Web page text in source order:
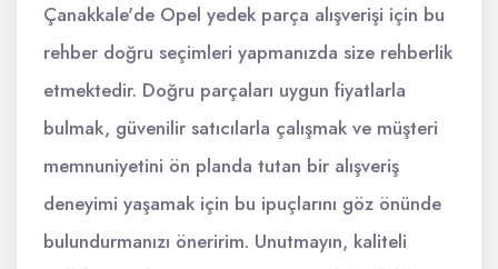
Çanakkale'de Opel yedek parça alışverişi için bu
rehber doğru seçimleri yapmanızda size rehberlik
etmektedir. Doğru parçaları uygun fiyatlarla
bulmak, güvenilir satıcılarla çalışmak ve müşteri
memnuniyetini ön planda tutan bir alışveriş
deneyimi yaşamak için bu ipuçlarını göz önünde
bulundurmanızı öneririm. Unutmayın, kaliteli